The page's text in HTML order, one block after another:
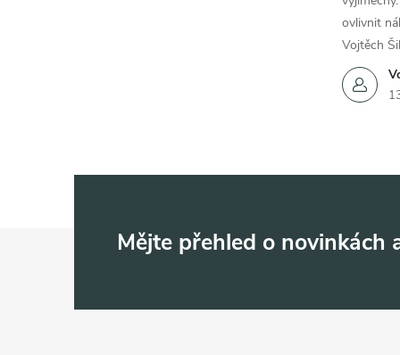
ovlivnit
Vojtěch
Mějte přehled o novinkách